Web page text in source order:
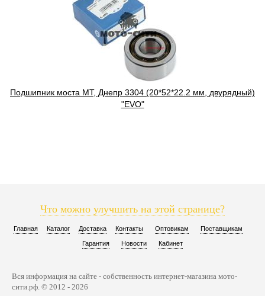
Подшипник моста МТ, Днепр 3304 (20*52*22.2 мм, двурядный)
"EVO"
Что можно улучшить на этой странице?
Главная Каталог Доставка Контакты Оптовикам Поставщикам
Гарантия Новости Кабинет
Вся информация на сайте - собственность интернет-магазина мото-
сити.рф. © 2012 - 2026